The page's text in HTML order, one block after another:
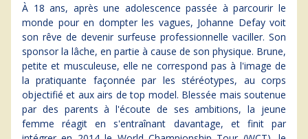
À 18 ans, après une adolescence passée à parcourir le
monde pour en dompter les vagues, Johanne Defay voit
son rêve de devenir surfeuse professionnelle vaciller. Son
sponsor la lâche, en partie à cause de son physique. Brune,
petite et musculeuse, elle ne correspond pas à l'image de
la pratiquante façonnée par les stéréotypes, au corps
objectifié et aux airs de top model. Blessée mais soutenue
par des parents à l'écoute de ses ambitions, la jeune
femme réagit en s'entraînant davantage, et finit par